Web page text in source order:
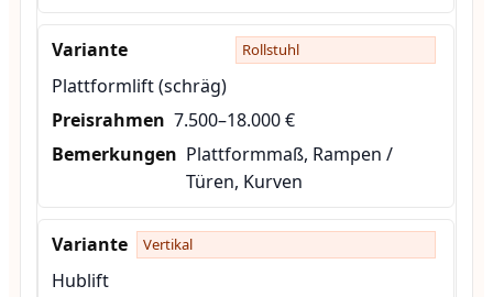
Rollstuhl
Plattformlift (schräg)
7.500–18.000 €
Plattformmaß, Rampen /
Türen, Kurven
Vertikal
Hublift